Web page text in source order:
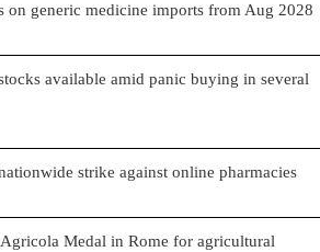
on generic medicine imports from Aug 2028
available amid panic buying in several
strike against online pharmacies
Medal in Rome for agricultural